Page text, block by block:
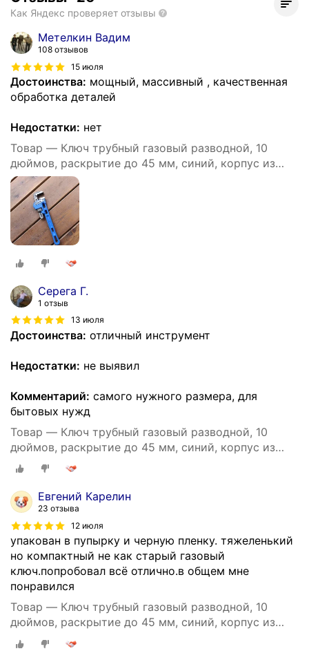
Как Яндекс проверяет отзывы
Метелкин Вадим
108 отзывов
15 июля
Достоинства: мощный, массивный , качественная
обработка деталей
Недостатки: нет
Товар — Ключ трубный газовый разводной, 10
дюймов, раскрытие до 45 мм, синий, корпус из
чугуна
Серега Г.
1 отзыв
13 июля
Достоинства: отличный инструмент
Недостатки: не выявил
Комментарий: самого нужного размера, для
бытовых нужд
Товар — Ключ трубный газовый разводной, 10
дюймов, раскрытие до 45 мм, синий, корпус из
чугуна
Евгений Карелин
23 отзыва
12 июля
упакован в пупырку и черную пленку. тяжеленький
но компактный не как старый газовый
ключ.попробовал всё отлично.в общем мне
понравился
Товар — Ключ трубный газовый разводной, 10
дюймов, раскрытие до 45 мм, синий, корпус из
чугуна